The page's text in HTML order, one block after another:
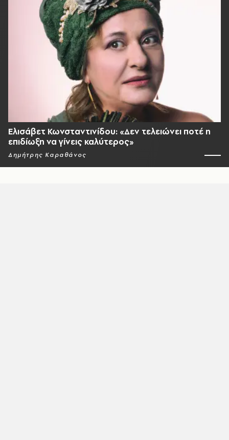
Ελισάβετ Κωνσταντινίδου: «Δεν τελειώνει ποτέ η
επιδίωξη να γίνεις καλύτερος»
Δημήτρης Καραθάνος